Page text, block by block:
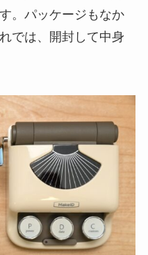
。パッケージもなか
では、開封して中身